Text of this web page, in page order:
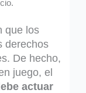
que los
derechos
De hecho,
juego, el
actuar